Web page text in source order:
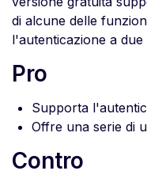
di alcune delle
l'autenticazione a due
Pro
Supporta
Offre una serie di
Contro